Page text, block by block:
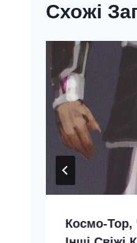
Схожі
Космо-Тор,